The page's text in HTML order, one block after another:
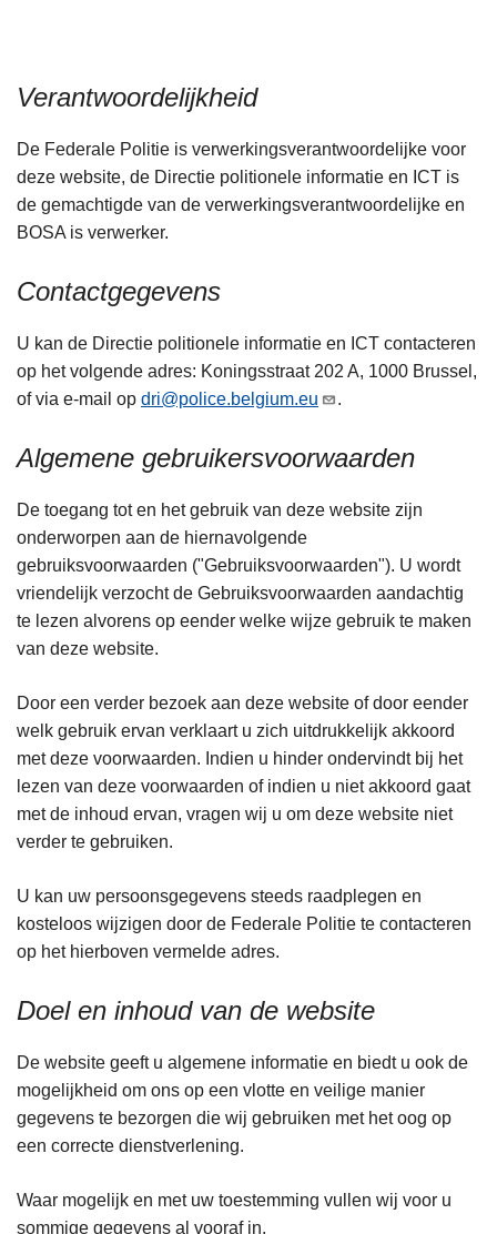
Verantwoordelijkheid
De Federale Politie is verwerkingsverantwoordelijke voor
deze website, de Directie politionele informatie en ICT is
de gemachtigde van de verwerkingsverantwoordelijke en
BOSA is verwerker.
Contactgegevens
U kan de Directie politionele informatie en ICT contacteren
op het volgende adres: Koningsstraat 202 A, 1000 Brussel,
of via e-mail op dri@police.belgium.eu .
Algemene gebruikersvoorwaarden
De toegang tot en het gebruik van deze website zijn
onderworpen aan de hiernavolgende
gebruiksvoorwaarden ("Gebruiksvoorwaarden"). U wordt
vriendelijk verzocht de Gebruiksvoorwaarden aandachtig
te lezen alvorens op eender welke wijze gebruik te maken
van deze website.
Door een verder bezoek aan deze website of door eender
welk gebruik ervan verklaart u zich uitdrukkelijk akkoord
met deze voorwaarden. Indien u hinder ondervindt bij het
lezen van deze voorwaarden of indien u niet akkoord gaat
met de inhoud ervan, vragen wij u om deze website niet
verder te gebruiken.
U kan uw persoonsgegevens steeds raadplegen en
kosteloos wijzigen door de Federale Politie te contacteren
op het hierboven vermelde adres.
Doel en inhoud van de website
De website geeft u algemene informatie en biedt u ook de
mogelijkheid om ons op een vlotte en veilige manier
gegevens te bezorgen die wij gebruiken met het oog op
een correcte dienstverlening.
Waar mogelijk en met uw toestemming vullen wij voor u
sommige gegevens al vooraf in.